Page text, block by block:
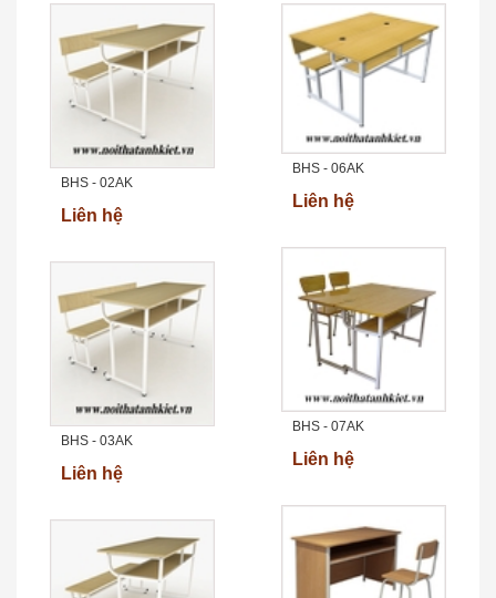
BHS - 02AK
Liên hệ
BHS - 03AK
Liên hệ
BHS - 06AK
Liên hệ
BHS - 07AK
Liên hệ